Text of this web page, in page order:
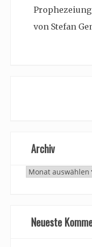
von Stefan
Archiv
Archiv
Neueste